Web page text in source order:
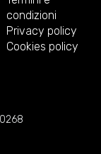
condizioni
Privacy policy
Cookies policy